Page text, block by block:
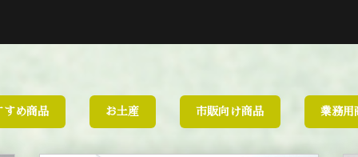
すめ商品 お土産 市販向け商品 業務用